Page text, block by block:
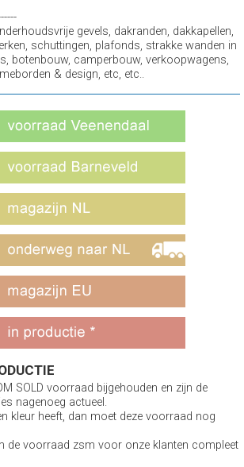
gevels, dakranden, dakkapellen,
schuttingen, plafonds, strakke wanden in
botenbouw, camperbouw, verkoopwagens,
& design, etc, etc..
SOLD voorraad bijgehouden en zijn de
nagenoeg actueel.
kleur heeft, dan moet deze voorraad nog
de voorraad zsm voor onze klanten compleet